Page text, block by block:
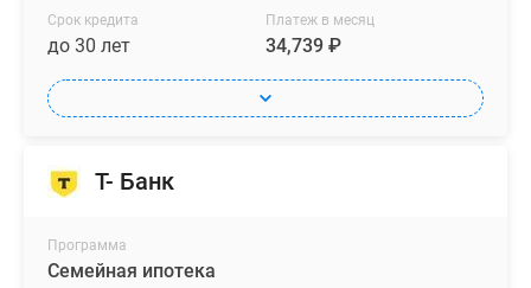
Срок кредита
до 30 лет
Платеж в месяц
34,739 ₽
Т- Банк
Программа
Семейная ипотека